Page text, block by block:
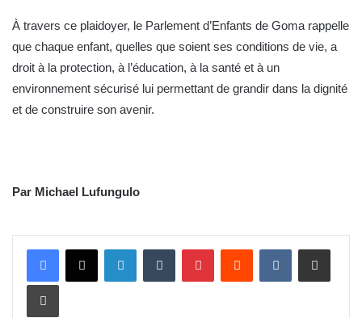
À travers ce plaidoyer, le Parlement d’Enfants de Goma rappelle
que chaque enfant, quelles que soient ses conditions de vie, a
droit à la protection, à l’éducation, à la santé et à un
environnement sécurisé lui permettant de grandir dans la dignité
et de construire son avenir.
Par Michael Lufungulo